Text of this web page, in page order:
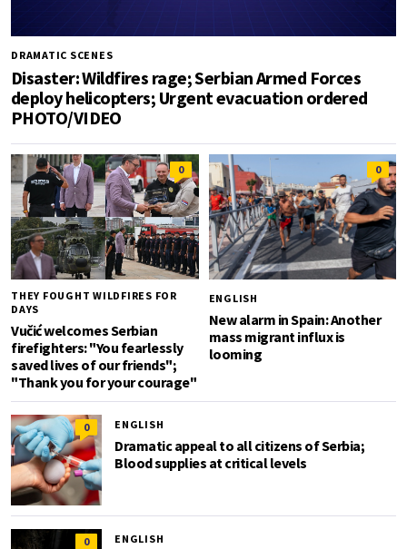
DRAMATIC SCENES
Disaster: Wildfires rage; Serbian Armed Forces
deploy helicopters; Urgent evacuation ordered
PHOTO/VIDEO
0
THEY FOUGHT WILDFIRES FOR
DAYS
Vučić welcomes Serbian
firefighters: "You fearlessly
saved lives of our friends";
"Thank you for your courage"
0
ENGLISH
New alarm in Spain: Another
mass migrant influx is
looming
0 ENGLISH
Dramatic appeal to all citizens of Serbia;
Blood supplies at critical levels
0 ENGLISH